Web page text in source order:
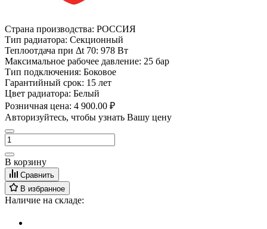
Страна производства: РОССИЯ
Тип радиатора: Секционный
Теплоотдача при Δt 70: 978 Вт
Максимальное рабочее давление: 25 бар
Тип подключения: Боковое
Гарантийный срок: 15 лет
Цвет радиатора: Белый
Розничная цена: 4 900.00 ₽
Авторизуйтесь, чтобы узнать Вашу цену
В корзину
Сравнить
В избранное
Наличие на складе: